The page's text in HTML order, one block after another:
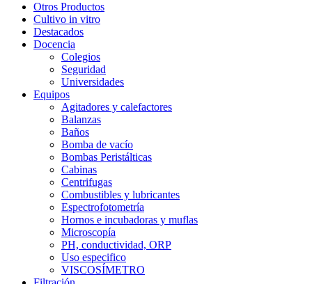
Otros Productos
Cultivo in vitro
Destacados
Docencia
Colegios
Seguridad
Universidades
Equipos
Agitadores y calefactores
Balanzas
Baños
Bomba de vacío
Bombas Peristálticas
Cabinas
Centrifugas
Combustibles y lubricantes
Espectrofotometría
Hornos e incubadoras y muflas
Microscopía
PH, conductividad, ORP
Uso especifico
VISCOSÍMETRO